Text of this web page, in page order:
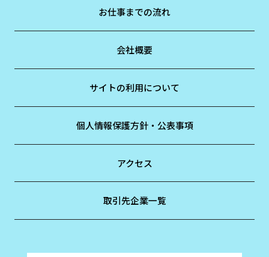
お仕事までの流れ
会社概要
サイトの利用について
個人情報保護方針・公表事項
アクセス
取引先企業一覧